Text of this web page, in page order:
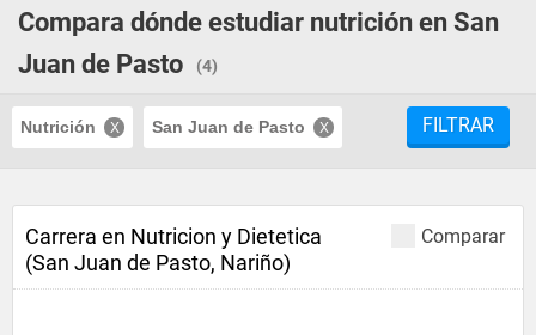
Compara dónde estudiar nutrición en San
Juan de Pasto
(4)
Nutrición San Juan de Pasto FILTRAR
Comparar
Carrera en Nutricion y Dietetica
(San Juan de Pasto, Nariño)